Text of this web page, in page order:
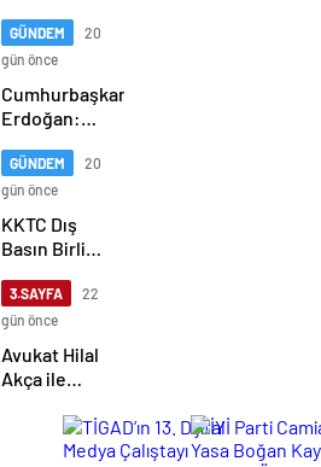
yangını
GÜNDEM
20
gün önce
Cumhurbaşkanı
Erdoğan:
halkını asla
yalnız
bırakmayacağız
GÜNDEM
20
gün önce
KKTC Dış
Basın Birliği,
TDGF
arasında İş
Birliği
protokolü
imzalandı
3.SAYFA
22
gün önce
Avukat Hilal
Akça ile
Albayrak
dünya evine